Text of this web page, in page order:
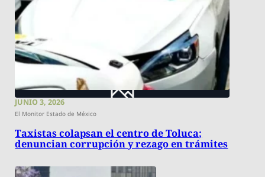
JUNIO 3, 2026
El Monitor Estado de México
Taxistas colapsan el centro de Toluca;
denuncian corrupción y rezago en trámites